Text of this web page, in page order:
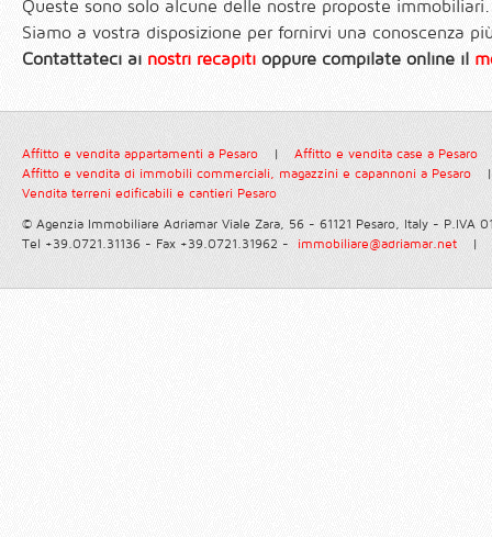
Queste sono solo alcune delle nostre proposte immobiliari.
Siamo a vostra disposizione per fornirvi una conoscenza
Contattateci ai nostri recapiti oppure compilate online il
Affitto e vendita appartamenti a Pesaro |
Affitto e vendita case a Pesaro
Affitto e vendita di immobili commerciali, magazzini e capannoni a Pesaro
|
Vendita terreni edificabili e cantieri Pesaro
© Agenzia Immobiliare Adriamar Viale Zara, 56 - 61121 Pesaro, Italy - P.IVA
Tel +39.0721.31136 - Fax +39.0721.31962 - immobiliare@adriamar.net |